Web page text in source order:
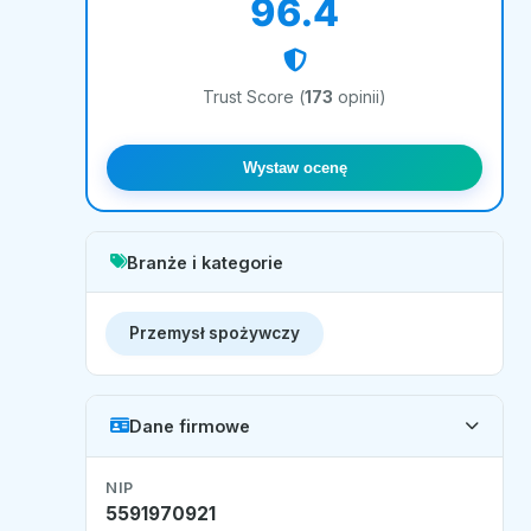
96.4
Trust Score (173 opinii)
Wystaw ocenę
Branże i kategorie
Przemysł spożywczy
Dane firmowe
NIP
5591970921